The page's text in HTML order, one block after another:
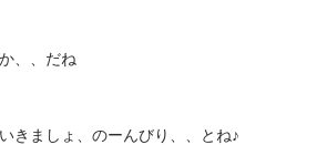
、、だね
きましょ、のーんびり、、とね♪